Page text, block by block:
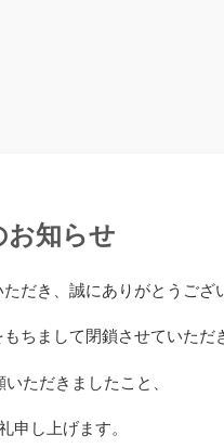
知らせ
だき、誠にありがとうござ
もちまして閉鎖させていただ
ただきましたこと、
申し上げます。